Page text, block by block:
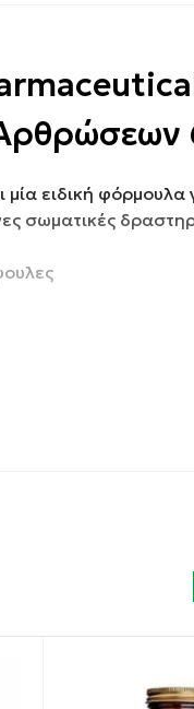
μία ειδική
σωματικές
διαμόρφωση
σύνθεση του